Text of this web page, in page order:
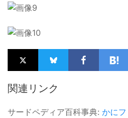
関連リンク
サードペディア百科事典: かに